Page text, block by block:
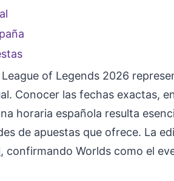
of Legends 2026
Conocer las fechas exactas,
horaria española resulta
de apuestas que ofrece. La
, confirmando Worlds como el